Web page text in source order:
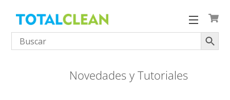
content
Menu
Novedades y Tutoriales